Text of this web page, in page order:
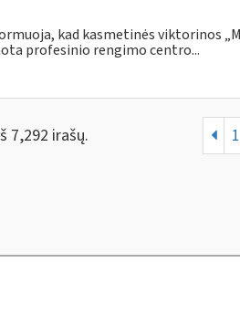
kad kasmetinės viktorinos
profesinio rengimo centro...
7,292 irašų. 1